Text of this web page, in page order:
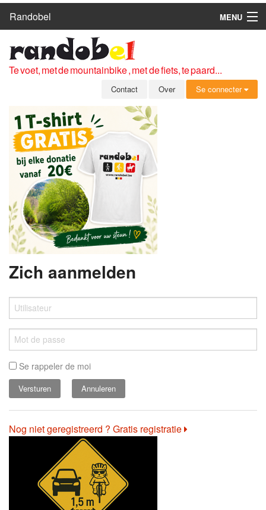
Randobel
MENU
ROUTES
CLUBS
OVER
LEDEN
ZICH AANMELDEN
GRATIS REGISTRATIE
WACHTWOORD VERGETEN
Te voet, met de mountainbike , met de fiets, te paard...
Contact Over Se connecter
Zich aanmelden
Se rappeler de moi
Annuleren
Nog niet geregistreerd ? Gratis registratie